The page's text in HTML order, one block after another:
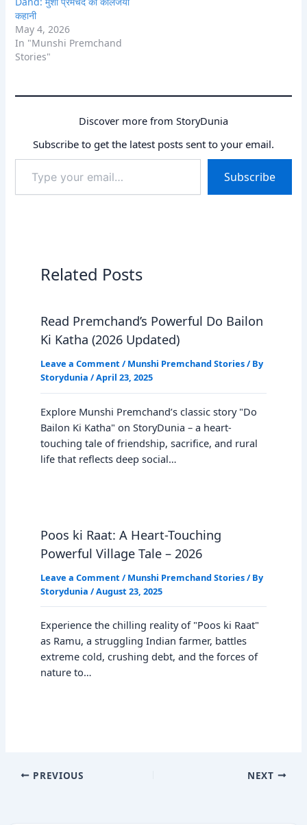
कहानी
May 4, 2026
In "Munshi Premchand
Stories"
Discover more from StoryDunia
Subscribe to get the latest posts sent to your email.
your
email…
Subscribe
Related Posts
Read Premchand’s Powerful Do Bailon
Ki Katha (2026 Updated)
Leave a Comment / Munshi Premchand Stories/ By
Storydunia /April 23, 2025
Explore Munshi Premchand’s classic story "Do
Bailon Ki Katha" on StoryDunia – a heart-
touching tale of friendship, sacrifice, and rural
life that reflects deep social…
Poos ki Raat: A Heart-Touching
Powerful Village Tale – 2026
Leave a Comment / Munshi Premchand Stories/ By
Storydunia /August 23, 2025
Experience the chilling reality of "Poos ki Raat"
as Ramu, a struggling Indian farmer, battles
extreme cold, crushing debt, and the forces of
nature to…
PREVIOUS NEXT